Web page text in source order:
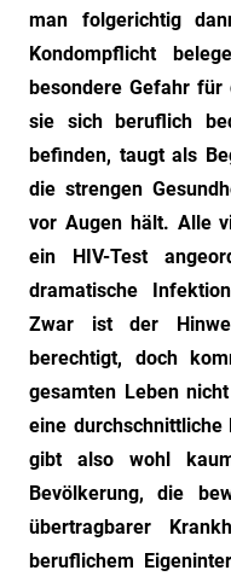
man folgerichtig
Kondompflicht
besondere Gefahr
sie sich beruflich
befinden, taugt als
die strengen
vor Augen hält. Alle
ein HIV-Test
dramatische
Zwar ist der
berechtigt, doch
gesamten Leben
eine
gibt also wohl
Bevölkerung, die
übertragbarer
beruflichem